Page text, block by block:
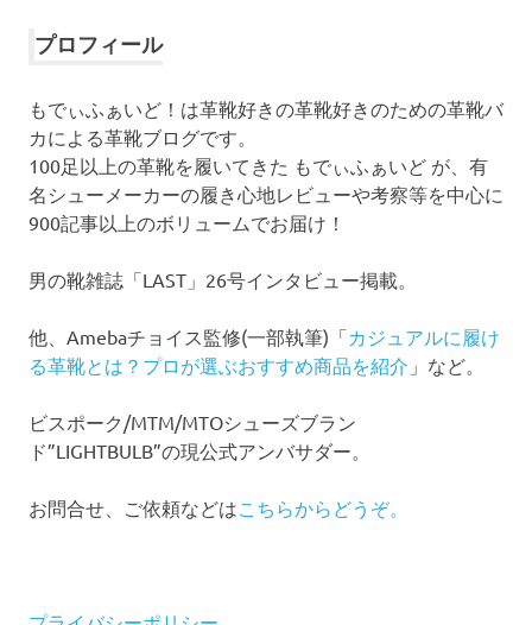
イ
プロフィール
もでぃふぁいど！は革靴好きの革靴好きのための革靴バ
カによる革靴ブログです。
100足以上の革靴を履いてきた もでぃふぁいど が、有
名シューメーカーの履き心地レビューや考察等を中心に
900記事以上のボリュームでお届け！
男の靴雑誌「LAST」26号インタビュー掲載。
他、Amebaチョイス監修(一部執筆)「カジュアルに履け
る革靴とは？プロが選ぶおすすめ商品を紹介 」など。
ビスポーク/MTM/MTOシューズブラン
ド”LIGHTBULB”の現公式アンバサダー。
お問合せ、ご依頼などは こちらからどうぞ。